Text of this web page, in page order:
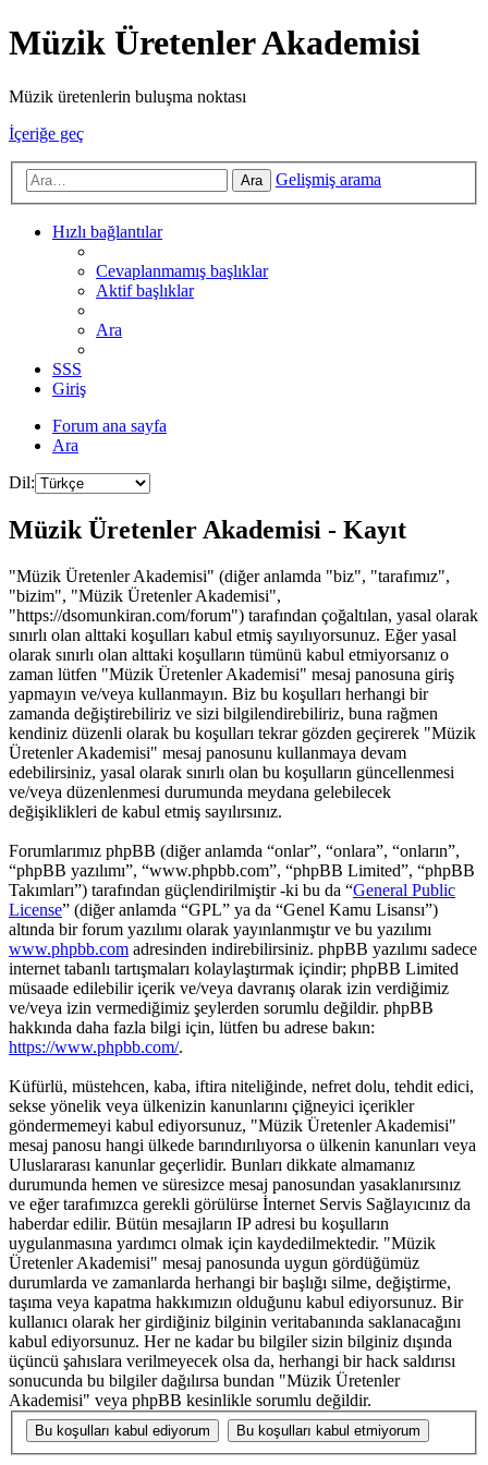
Müzik Üretenler Akademisi
Müzik üretenlerin buluşma noktası
İçeriğe geç
Ara Gelişmiş arama
Hızlı bağlantılar
Cevaplanmamış başlıklar
Aktif başlıklar
Ara
SSS
Giriş
Forum ana sayfa
Ara
Dil:
Müzik Üretenler Akademisi - Kayıt
"Müzik Üretenler Akademisi" (diğer anlamda "biz", "tarafımız",
"bizim", "Müzik Üretenler Akademisi",
"https://dsomunkiran.com/forum") tarafından çoğaltılan, yasal olarak
sınırlı olan alttaki koşulları kabul etmiş sayılıyorsunuz. Eğer yasal
olarak sınırlı olan alttaki koşulların tümünü kabul etmiyorsanız o
zaman lütfen "Müzik Üretenler Akademisi" mesaj panosuna giriş
yapmayın ve/veya kullanmayın. Biz bu koşulları herhangi bir
zamanda değiştirebiliriz ve sizi bilgilendirebiliriz, buna rağmen
kendiniz düzenli olarak bu koşulları tekrar gözden geçirerek "Müzik
Üretenler Akademisi" mesaj panosunu kullanmaya devam
edebilirsiniz, yasal olarak sınırlı olan bu koşulların güncellenmesi
ve/veya düzenlenmesi durumunda meydana gelebilecek
değişiklikleri de kabul etmiş sayılırsınız.
Forumlarımız phpBB (diğer anlamda “onlar”, “onlara”, “onların”,
“phpBB yazılımı”, “www.phpbb.com”, “phpBB Limited”, “phpBB
Takımları”) tarafından güçlendirilmiştir -ki bu da “General Public
License” (diğer anlamda “GPL” ya da “Genel Kamu Lisansı”)
altında bir forum yazılımı olarak yayınlanmıştır ve bu yazılımı
www.phpbb.com adresinden indirebilirsiniz. phpBB yazılımı sadece
internet tabanlı tartışmaları kolaylaştırmak içindir; phpBB Limited
müsaade edilebilir içerik ve/veya davranış olarak izin verdiğimiz
ve/veya izin vermediğimiz şeylerden sorumlu değildir. phpBB
hakkında daha fazla bilgi için, lütfen bu adrese bakın:
https://www.phpbb.com/.
Küfürlü, müstehcen, kaba, iftira niteliğinde, nefret dolu, tehdit edici,
sekse yönelik veya ülkenizin kanunlarını çiğneyici içerikler
göndermemeyi kabul ediyorsunuz, "Müzik Üretenler Akademisi"
mesaj panosu hangi ülkede barındırılıyorsa o ülkenin kanunları veya
Uluslararası kanunlar geçerlidir. Bunları dikkate almamanız
durumunda hemen ve süresizce mesaj panosundan yasaklanırsınız
ve eğer tarafımızca gerekli görülürse İnternet Servis Sağlayıcınız da
haberdar edilir. Bütün mesajların IP adresi bu koşulların
uygulanmasına yardımcı olmak için kaydedilmektedir. "Müzik
Üretenler Akademisi" mesaj panosunda uygun gördüğümüz
durumlarda ve zamanlarda herhangi bir başlığı silme, değiştirme,
taşıma veya kapatma hakkımızın olduğunu kabul ediyorsunuz. Bir
kullanıcı olarak her girdiğiniz bilginin veritabanında saklanacağını
kabul ediyorsunuz. Her ne kadar bu bilgiler sizin bilginiz dışında
üçüncü şahıslara verilmeyecek olsa da, herhangi bir hack saldırısı
sonucunda bu bilgiler dağılırsa bundan "Müzik Üretenler
Akademisi" veya phpBB kesinlikle sorumlu değildir.